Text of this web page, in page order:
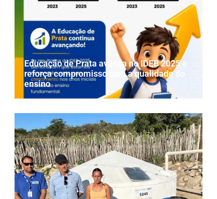
Educação de Prata avança no IDEB 2025 e
reforça compromisso com a qualidade do
ensino